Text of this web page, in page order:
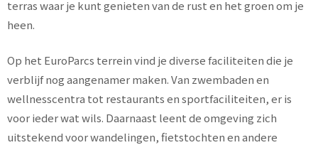
terras waar je kunt genieten van de rust en het groen om je
heen.
Op het EuroParcs terrein vind je diverse faciliteiten die je
verblijf nog aangenamer maken. Van zwembaden en
wellnesscentra tot restaurants en sportfaciliteiten, er is
voor ieder wat wils. Daarnaast leent de omgeving zich
uitstekend voor wandelingen, fietstochten en andere